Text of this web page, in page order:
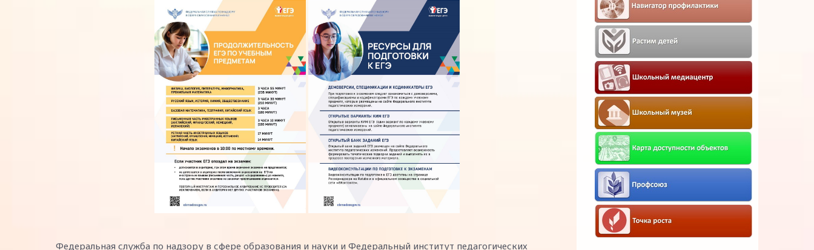
Федеральная служба по надзору в сфере образования и науки и Федеральный институт педагогических